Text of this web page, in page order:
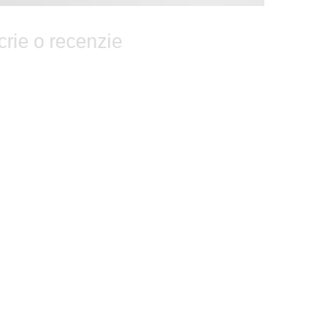
o recenzie